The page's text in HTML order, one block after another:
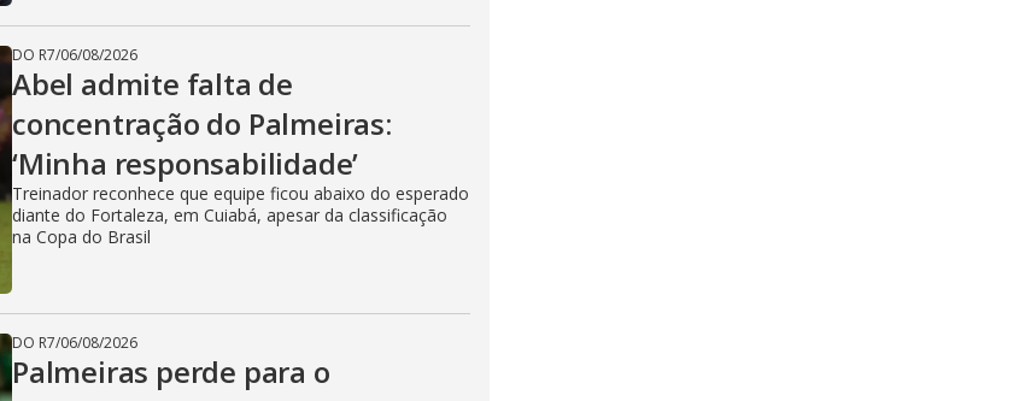
DO R7/06/08/2026
Abel admite falta de
concentração do Palmeiras:
‘Minha responsabilidade’
Treinador reconhece que equipe ficou abaixo do esperado
diante do Fortaleza, em Cuiabá, apesar da classificação
na Copa do Brasil
DO R7/06/08/2026
Palmeiras perde para o